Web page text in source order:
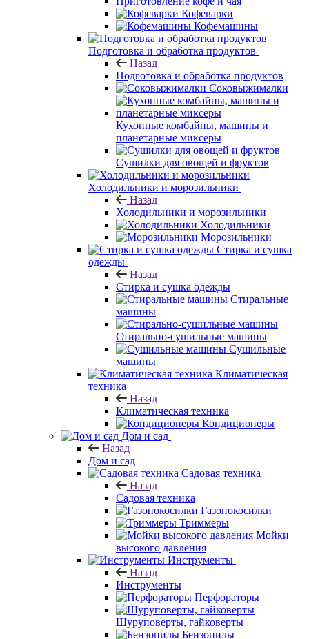
Кофеварки
Кофемашины
Подготовка и обработка продуктов
Назад
Подготовка и обработка продуктов
Соковыжималки
Кухонные комбайны, машины и
планетарные миксеры
Сушилки для овощей и фруктов
Холодильники и морозильники
Назад
Холодильники и морозильники
Холодильники
Морозильники
Стирка и сушка
одежды
Назад
Стирка и сушка одежды
Стиральные
машины
Стирально-сушильные машины
Сушильные
машины
Климатическая
техника
Назад
Климатическая техника
Кондиционеры
Дом и сад
Назад
Дом и сад
Садовая техника
Назад
Садовая техника
Газонокосилки
Триммеры
Мойки
высокого давления
Инструменты
Назад
Инструменты
Перфораторы
Шуруповерты, гайковерты
Бензопилы